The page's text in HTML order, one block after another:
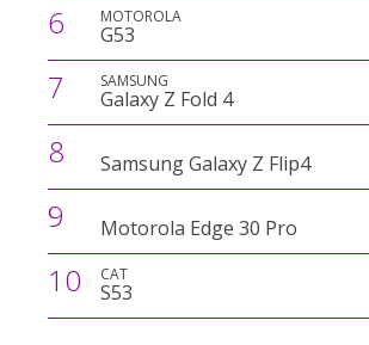
6 MOTOROLA
G53
7 SAMSUNG
Galaxy Z Fold 4
8 Samsung Galaxy Z Flip4
9 Motorola Edge 30 Pro
10 CAT
S53